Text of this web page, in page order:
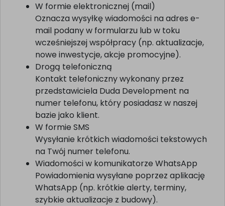
W formie elektronicznej (mail)
Oznacza wysyłkę wiadomości na adres e-
mail podany w formularzu lub w toku
wcześniejszej współpracy (np. aktualizacje,
nowe inwestycje, akcje promocyjne).
Drogą telefoniczną
Kontakt telefoniczny wykonany przez
przedstawiciela Duda Development na
numer telefonu, który posiadasz w naszej
bazie jako klient.
W formie SMS
Wysyłanie krótkich wiadomości tekstowych
na Twój numer telefonu.
Wiadomości w komunikatorze WhatsApp
Powiadomienia wysyłane poprzez aplikację
WhatsApp (np. krótkie alerty, terminy,
szybkie aktualizacje z budowy).